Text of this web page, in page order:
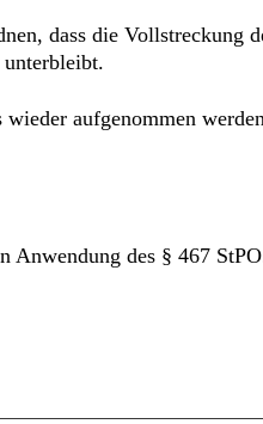
dass die
aufgenommen
Anwendung des § 467